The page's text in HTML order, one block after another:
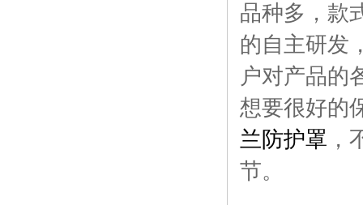
品种多，款
的自主研发
户对产品的
想要很好的
兰防护罩
节。